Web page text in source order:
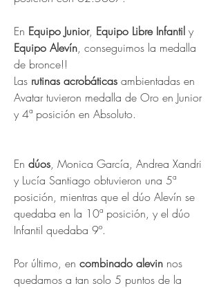
En Equipo Junior, Equipo Libre Infantil y
Equipo Alevín, conseguimos la medalla
de bronce!!
Las rutinas acrobáticas ambientadas en
Avatar tuvieron medalla de Oro en Junior
y 4ª posición en Absoluto.
En dúos, Monica García, Andrea Xandri
y Lucía Santiago obtuvieron una 5ª
posición, mientras que el dúo Alevín se
quedaba en la 10ª posición, y el dúo
Infantil quedaba 9º.
Por último, en combinado alevin nos
quedamos a tan solo 5 puntos de la